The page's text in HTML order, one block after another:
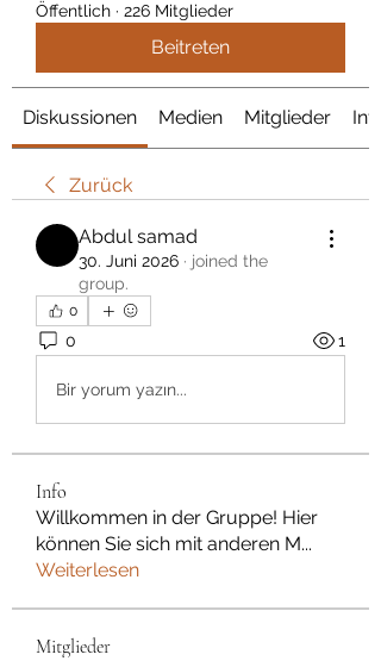
Öffentlich · 226 Mitglieder
Beitreten
Diskussionen Medien Mitglieder Info
Zurück
Abdul samad
30. Juni 2026 · joined the
group.
0
0 1
Bir yorum yazın...
Info
Willkommen in der Gruppe! Hier
können Sie sich mit anderen M...
Weiterlesen
Mitglieder